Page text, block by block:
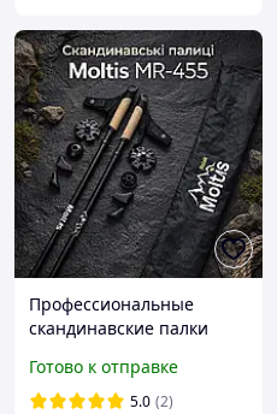
Профессиональные
скандинавские палки
чехлом и сменными
насадками
Готово к отправке
5.0 (2)